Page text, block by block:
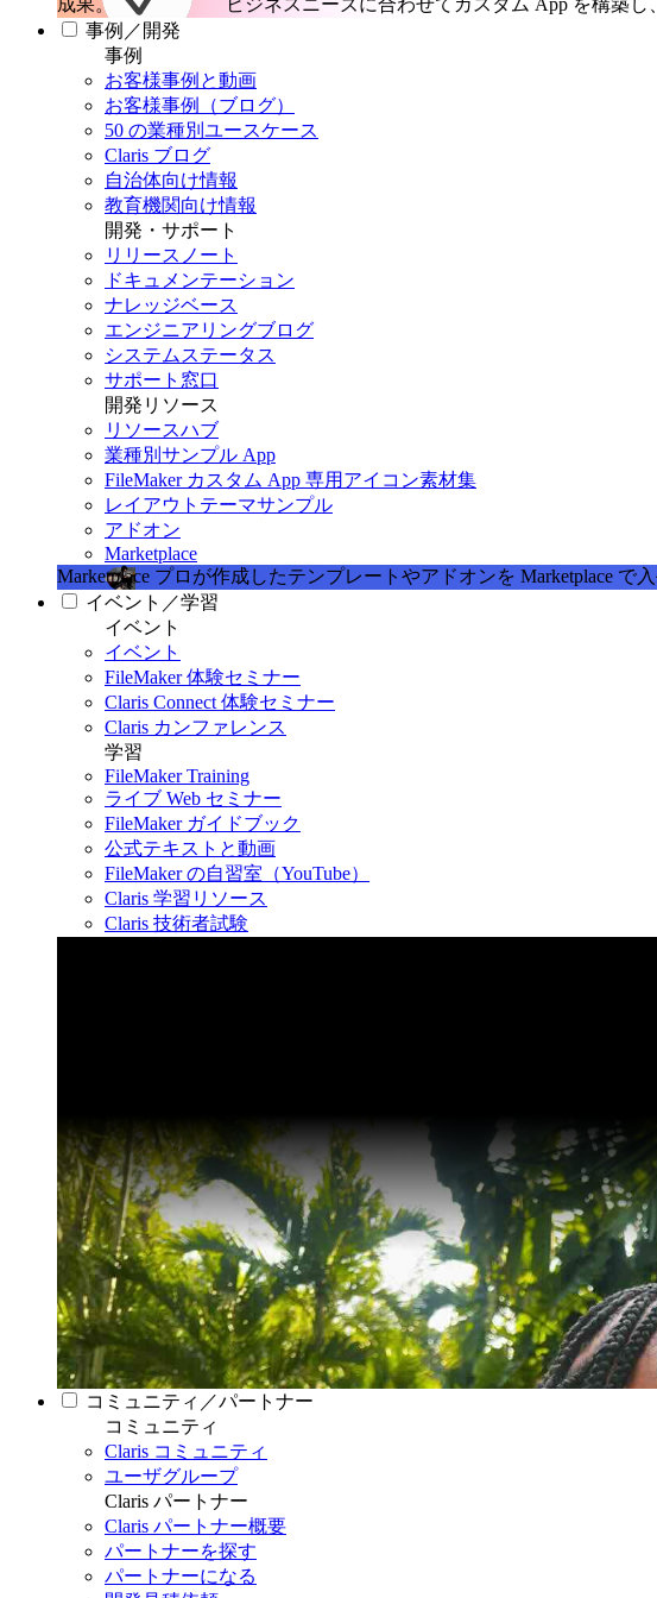
成果。 ビジネスニーズに合わせてカスタム App を構築し
事例／開発
事例
お客様事例と動画
お客様事例（ブログ）
50 の業種別ユースケース
Claris ブログ
自治体向け情報
教育機関向け情報
開発・サポート
リリースノート
ドキュメンテーション
ナレッジベース
エンジニアリングブログ
システムステータス
サポート窓口
開発リソース
リソースハブ
業種別サンプル App
FileMaker カスタム App 専用アイコン素材集
レイアウトテーマサンプル
アドオン
Marketplace
Marketplace プロが作成したテンプレートやアドオンを Marketplace で入
イベント／学習
イベント
イベント
FileMaker 体験セミナー
Claris Connect 体験セミナー
Claris カンファレンス
学習
FileMaker Training
ライブ Web セミナー
FileMaker ガイドブック
公式テキストと動画
FileMaker の自習室（YouTube）
Claris 学習リソース
Claris 技術者試験
コミュニティ／パートナー
コミュニティ
Claris コミュニティ
ユーザグループ
Claris パートナー
Claris パートナー概要
パートナーを探す
パートナーになる